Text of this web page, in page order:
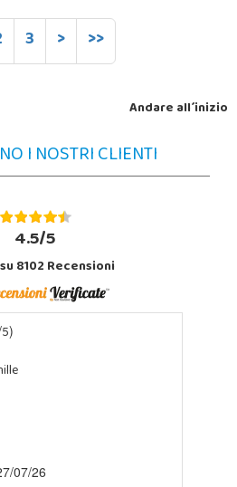
3 > >>
Andare all´inizio
I NOSTRI CLIENTI
4.5/5
8102 Recensioni
5)
07/26